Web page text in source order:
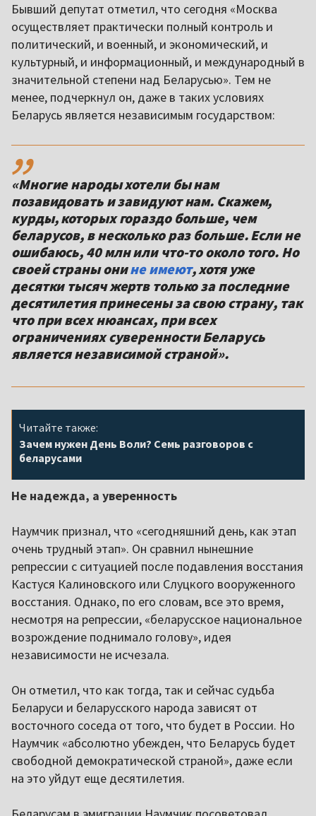
Бывший депутат отметил, что сегодня «Москва
осуществляет практически полный контроль и
политический, и военный, и экономический, и
культурный, и информационный, и международный в
значительной степени над Беларусью». Тем не
менее, подчеркнул он, даже в таких условиях
Беларусь является независимым государством:
,,
«Многие народы хотели бы нам
позавидовать и завидуют нам. Скажем,
курды, которых гораздо больше, чем
беларусов, в несколько раз больше. Если не
ошибаюсь, 40 млн или что-то около того. Но
своей страны онине имеют, хотя уже
десятки тысяч жертв только за последние
десятилетия принесены за свою страну, так
что при всех нюансах, при всех
ограничениях суверенности Беларусь
является независимой страной».
Читайте также:
Зачем нужен День Воли? Семь разговоров с
беларусами
Не надежда, а уверенность
Наумчик признал, что «сегодняшний день, как этап
очень трудный этап». Он сравнил нынешние
репрессии с ситуацией после подавления восстания
Кастуся Калиновского или Слуцкого вооруженного
восстания. Однако, по его словам, все это время,
несмотря на репрессии, «беларусское национальное
возрождение поднимало голову», идея
независимости не исчезала.
Он отметил, что как тогда, так и сейчас судьба
Беларуси и беларусского народа зависят от
восточного соседа от того, что будет в России. Но
Наумчик «абсолютно убежден, что Беларусь будет
свободной демократической страной», даже если
на это уйдут еще десятилетия.